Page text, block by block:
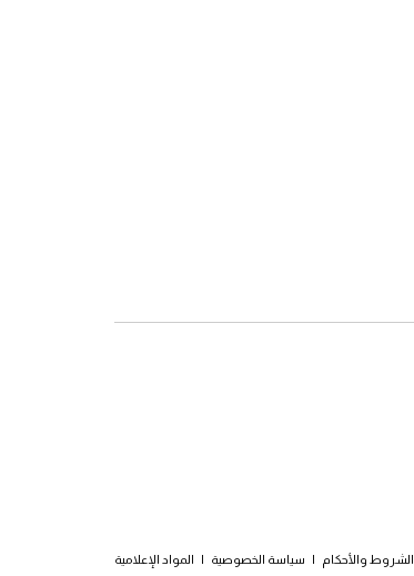
الشروط والأحكام | سياسة الخصوصية | المواد الإعلامية